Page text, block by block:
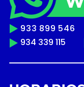
933 899 546
934 339 115